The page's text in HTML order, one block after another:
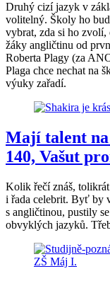
Druhý cizí jazyk v
volitelný. Školy ho
vybrat, zda si ho zvolí,
žáky angličtinu od
Roberta Plagy (za
Plaga chce nechat na
výuky zařadí.
Mají talent
140, Vašut
Kolik řečí znáš,
i řada celebrit. Byť by
s angličtinou, pustily
obvyklých jazyků.